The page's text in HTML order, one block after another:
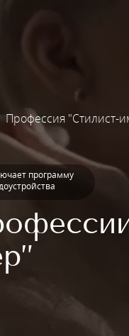
Профессия "Стилист-
программу